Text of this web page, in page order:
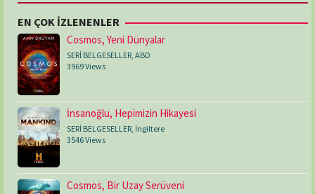
EN ÇOK İZLENENLER
Cosmos, Yeni Dünyalar
SERİ BELGESELLER, ABD
3969 Views
İnsanoğlu, Hepimizin Hikayesi
SERİ BELGESELLER, İngiltere
3546 Views
Cosmos, Bir Uzay Serüveni